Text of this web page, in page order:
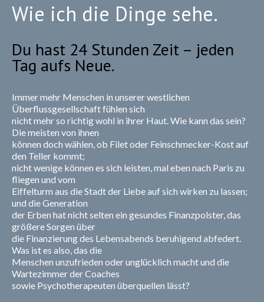
Wie ich die Dinge sehe.
Du hast 24 Stunden Zeit – jeden
Tag aufs Neue.
Immer mehr Menschen in unserer westlichen
Überflussgesellschaft fühlen sich
nicht mehr so richtig wohl in ihrer Haut. Wie kann das sein?
Die meisten von ihnen
können doch wählen, ob Filet oder Feinschmecker-Kost auf
den Teller kommt;
nicht wenige können es sich leisten, mal eben nach Paris zu
fliegen und vom
Eiffelturm aus die Stadt der Liebe auf sich wirken zu lassen;
und die Generation
der Erben hat nicht selten ein gesundes Finanzpolster, das
größere Sorgen über
die Finanzierung des Lebensabends beruhigend abfedert.
Was ist es also, das die
Menschen unzufrieden oder unglücklich macht und die
Wartezimmer der Coaches
sowie Psychotherapeuten überquellen lässt?